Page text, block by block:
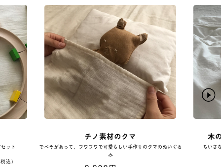
ット
込)
チノ素材のクマ
でべそがあって、フワフワで可愛らしい手作りのクマのぬいぐる
み
木
ちいさ